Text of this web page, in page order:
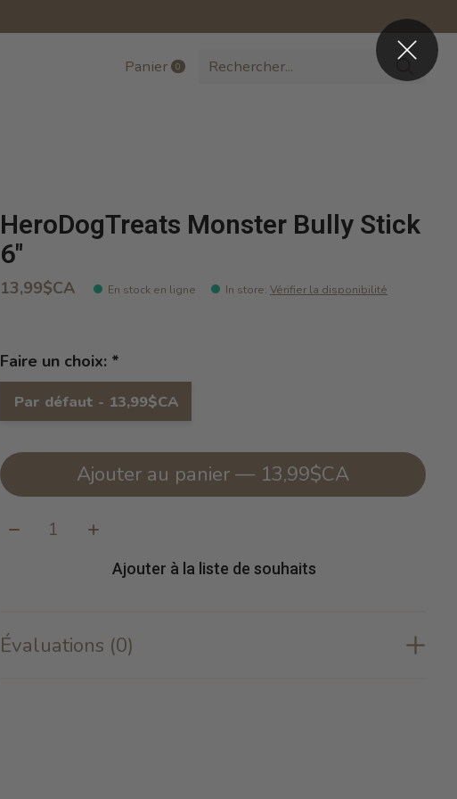
Panier 0items
HeroDogTreats Monster Bully Stick
6"
13,99$CA En stock en ligne In store: Vérifier la disponibilité
Faire un choix: *
Par défaut - 13,99$CA
Ajouter au panier — 13,99$CA
Quantité:
Ajouter à la liste de souhaits
Évaluations (0)